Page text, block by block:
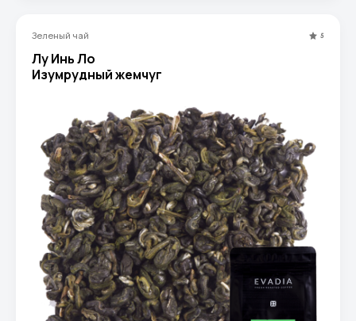
Зеленый чай 5
Лу Инь Ло
Изумрудный жемчуг